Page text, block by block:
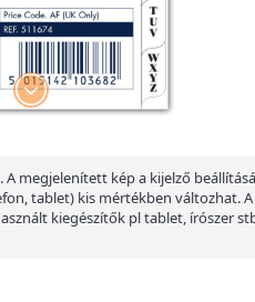
A megjelenített kép a kijelző
tablet) kis mértékben változhat. A
kiegészítők pl tablet, írószer